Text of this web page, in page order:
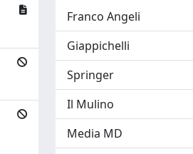
Franco Angeli
Giappichelli
Springer
Il Mulino
Media MD